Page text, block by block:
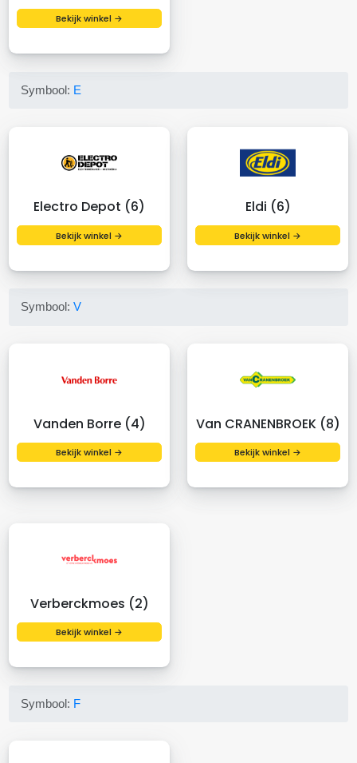
Bekijk winkel →
Symbool: E
Electro Depot (6)
Bekijk winkel →
Eldi (6)
Bekijk winkel →
Symbool:V
Vanden Borre (4)
Bekijk winkel →
Van CRANENBROEK (8)
Bekijk winkel →
Verberckmoes (2)
Bekijk winkel →
Symbool: F